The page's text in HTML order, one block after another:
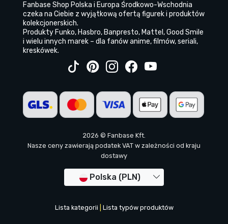
Fanbase Shop Polska i Europa Środkowo-Wschodnia
czeka na Ciebie z wyjątkową ofertą figurek i produktów
kolekcjonerskich.
Produkty Funko, Hasbro, Banpresto, Mattel, Good Smile
i wielu innych marek – dla fanów anime, filmów, seriali,
kreskówek.
2026 © Fanbase Kft.
Nasze ceny zawierają podatek VAT w zależności od kraju
dostawy
Polska (PLN)
Lista kategorii Lista typów produktów